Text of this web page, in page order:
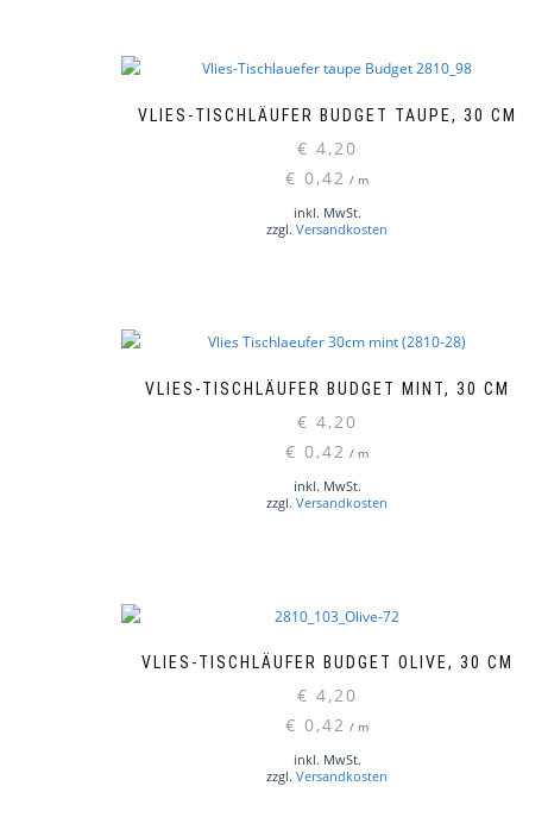
VLIES-TISCHLÄUFER BUDGET TAUPE, 30 CM
€ 4,20
€ 0,42 / m
inkl. MwSt.
zzgl.Versandkosten
VLIES-TISCHLÄUFER BUDGET MINT, 30 CM
€ 4,20
€ 0,42 / m
inkl. MwSt.
zzgl.Versandkosten
VLIES-TISCHLÄUFER BUDGET OLIVE, 30 CM
€ 4,20
€ 0,42 / m
inkl. MwSt.
zzgl.Versandkosten